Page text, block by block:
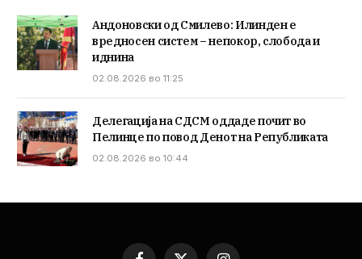
Андоновски од Смилево: Илинден е
вредносен систем – непокор, слобода и
иднина
02.08.2026 во 11:25
Делегација на СДСМ оддаде почит во
Пелинце по повод Денот на Републиката
02.08.2026 во 10:44